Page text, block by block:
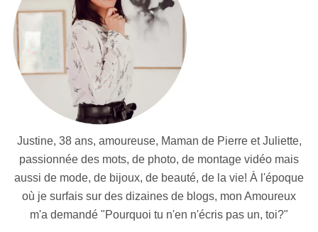
Justine, 38 ans, amoureuse, Maman de Pierre et Juliette,
passionnée des mots, de photo, de montage vidéo mais
aussi de mode, de bijoux, de beauté, de la vie! À l'époque
où je surfais sur des dizaines de blogs, mon Amoureux
m'a demandé "Pourquoi tu n'en n'écris pas un, toi?"